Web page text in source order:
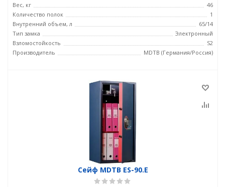
Вес, кг
46
Количество полок
1
Внутренний объем, л
65/14
Тип замка
Электронный
Взломостойкость
S2
Производитель
MDTB (Германия/Россия)
Сейф MDTB ES-90.E